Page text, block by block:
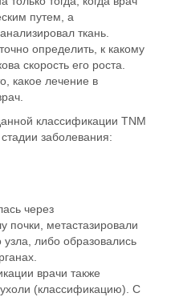
путем, а
ткань.
определить, к какому
скорость его роста.
какое лечение в
классификации TNM
заболевания:
через
почки, метастазировали
либо образовались
врачи также
(классификацию). С